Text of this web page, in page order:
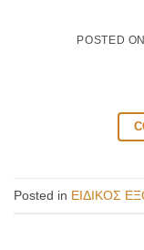
POSTED ON
Posted in ΕΙΔΙΚΟΣ